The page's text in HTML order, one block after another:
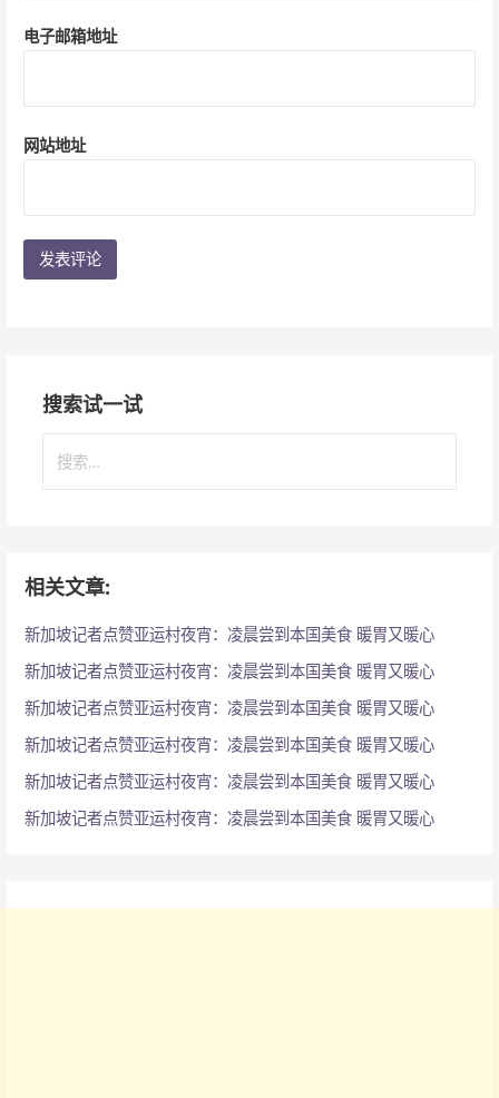
电子邮箱地址
网站地址
搜索试一试
索
相关文章:
新加坡记者点赞亚运村夜宵：凌晨尝到本国美食 暖胃又暖心
新加坡记者点赞亚运村夜宵：凌晨尝到本国美食 暖胃又暖心
新加坡记者点赞亚运村夜宵：凌晨尝到本国美食 暖胃又暖心
新加坡记者点赞亚运村夜宵：凌晨尝到本国美食 暖胃又暖心
新加坡记者点赞亚运村夜宵：凌晨尝到本国美食 暖胃又暖心
新加坡记者点赞亚运村夜宵：凌晨尝到本国美食 暖胃又暖心